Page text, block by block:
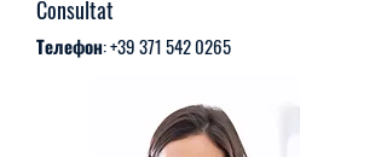
Consultat
Телефон:+39 371 542 0265